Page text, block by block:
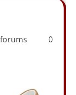
0